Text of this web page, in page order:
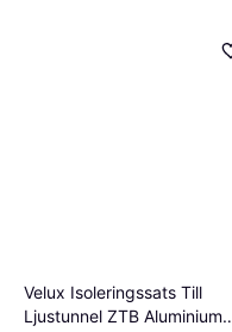
Velux Isoleringssats Till
Ljustunnel ZTB Aluminium